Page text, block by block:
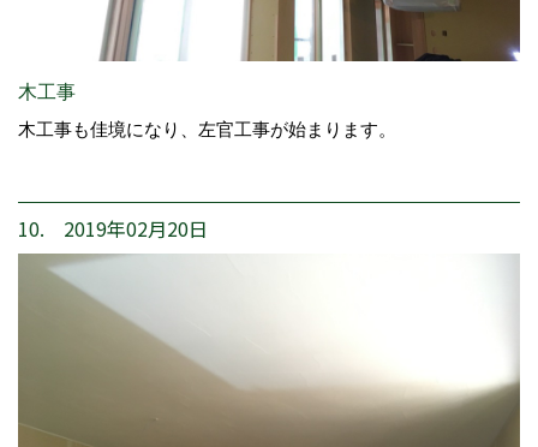
木工事
木工事も佳境になり、左官工事が始まります。
10. 2019年02月20日